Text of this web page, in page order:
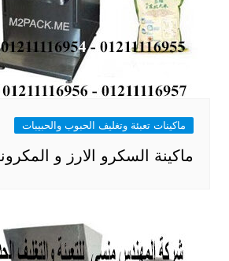
ماكينات تعبئة وتغليف الحبوب والحبيبات
ماكينة السكرو الارز و